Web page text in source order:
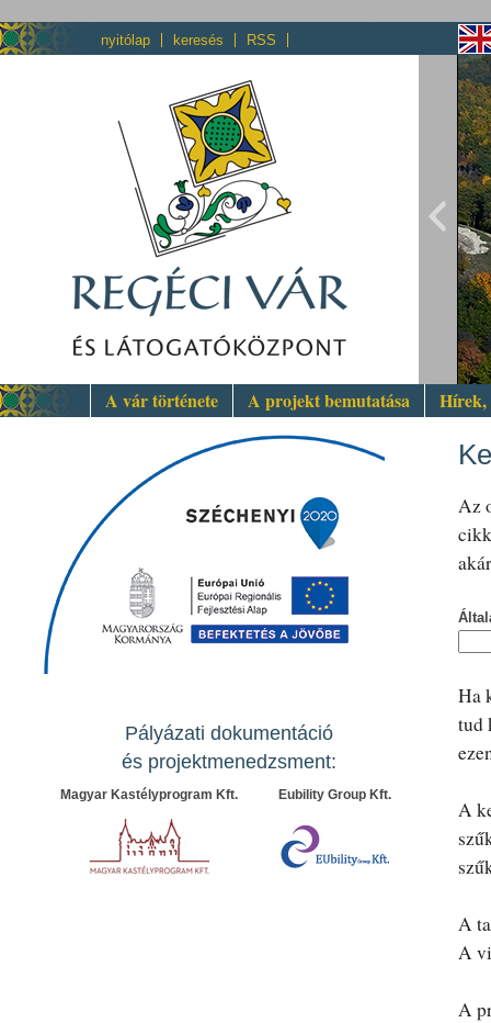
nyitólap keresés RSS
A vár története A projekt bemutatása Hírek,
Pályázati dokumentáció
és projektmenedzsment:
Magyar Kastélyprogram Kft. Eubility Group Kft.
Az
Ha
tud
A
A
A
A